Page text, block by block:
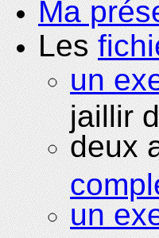
Ma
Les
un
jaillir
deux
un